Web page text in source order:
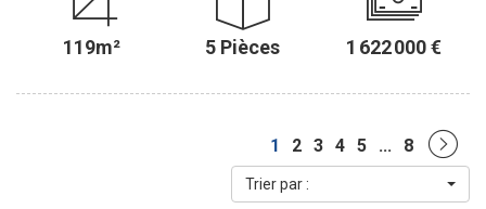
Entièrement sur JARDIN, il est au CALME ABSOLU et bénéficie d'une
agréable vue, sans vis-à-vis. Il comprend : une entrée, un
séjour/salle à manger donnant sur un BALCON exposé SUD-EST
séparée (possibilité ouverte), trois chambres, une salle de bains,
Modulable, il est possible d'aménager ce bien en fonction de vos
possible d'acquérir une place de parking, en sus du prix, dans la
119m² 5 Pièces 1 622 000 €
1 2 3 4 5 ... 8
Trier par :